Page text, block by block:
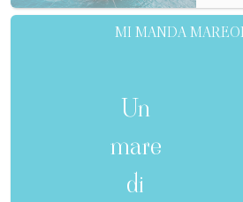
MI MANDA
Un
mare
di